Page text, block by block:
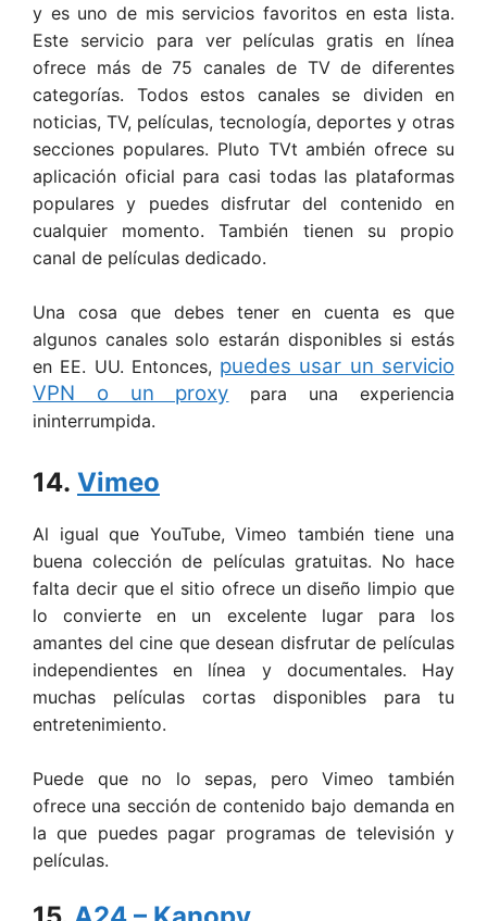
y es uno de mis servicios favoritos en esta lista.
Este servicio para ver películas gratis en línea
ofrece más de 75 canales de TV de diferentes
categorías. Todos estos canales se dividen en
noticias, TV, películas, tecnología, deportes y otras
secciones populares. Pluto TVt ambién ofrece su
aplicación oficial para casi todas las plataformas
populares y puedes disfrutar del contenido en
cualquier momento. También tienen su propio
canal de películas dedicado.
Una cosa que debes tener en cuenta es que
algunos canales solo estarán disponibles si estás
en EE. UU. Entonces, puedes usar un servicio
VPN o un proxy
para una experiencia
ininterrumpida.
14. Vimeo
Al igual que YouTube, Vimeo también tiene una
buena colección de películas gratuitas. No hace
falta decir que el sitio ofrece un diseño limpio que
lo convierte en un excelente lugar para los
amantes del cine que desean disfrutar de películas
independientes en línea y documentales. Hay
muchas películas cortas disponibles para tu
entretenimiento.
Puede que no lo sepas, pero Vimeo también
ofrece una sección de contenido bajo demanda en
la que puedes pagar programas de televisión y
películas.